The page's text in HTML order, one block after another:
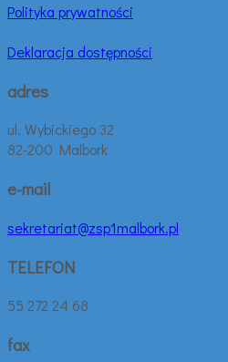
Polityka prywatności
Deklaracja dostępności
adres
ul. Wybickiego 32
82-200 Malbork
e-mail
sekretariat@zsp1malbork.pl
TELEFON
55 272 24 68
fax